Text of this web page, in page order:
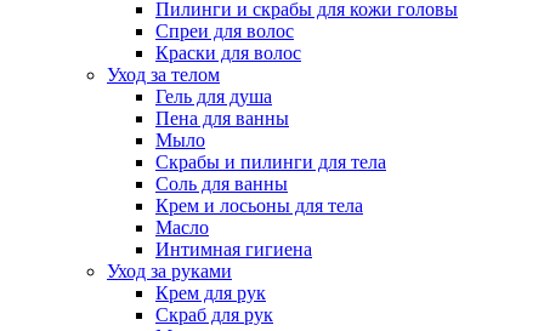
Пилинги и скрабы для кожи головы
Спреи для волос
Краски для волос
Уход за телом
Гель для душа
Пена для ванны
Мыло
Скрабы и пилинги для тела
Соль для ванны
Крем и лосьоны для тела
Масло
Интимная гигиена
Уход за руками
Крем для рук
Скраб для рук